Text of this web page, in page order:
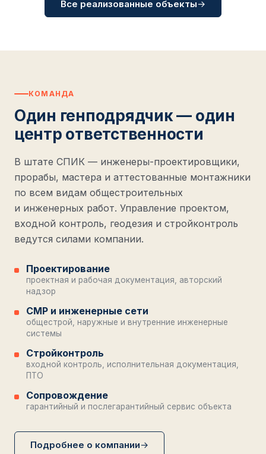
Все реализованные объекты
КОМАНДА
Один генподрядчик — один
центр ответственности
В штате СПИК — инженеры-проектировщики,
прорабы, мастера и аттестованные монтажники
по всем видам общестроительных
и инженерных работ. Управление проектом,
входной контроль, геодезия и стройконтроль
ведутся силами компании.
Проектирование
проектная и рабочая документация, авторский
надзор
СМР и инженерные сети
общестрой, наружные и внутренние инженерные
системы
Стройконтроль
входной контроль, исполнительная документация,
ПТО
Сопровождение
гарантийный и послегарантийный сервис объекта
Подробнее о компании